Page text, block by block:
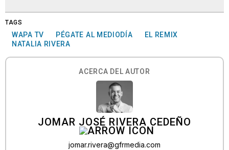
TAGS
WAPA TV PÉGATE AL MEDIODÍA
EL REMIX
NATALIA RIVERA
ACERCA DEL AUTOR
JOMAR JOSÉ RIVERA CEDEÑO
jomar.rivera@gfrmedia.com